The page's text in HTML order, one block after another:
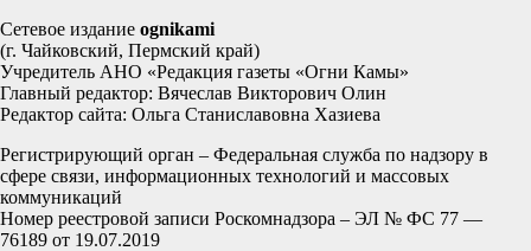
Сетевое издание ognikami
(г. Чайковский, Пермский край)
Учредитель АНО «Редакция газеты «Огни Камы»
Главный редактор: Вячеслав Викторович Олин
Редактор сайта: Ольга Станиславовна Хазиева
Регистрирующий орган – Федеральная служба по надзору в
сфере связи, информационных технологий и массовых
коммуникаций
Номер реестровой записи Роскомнадзора – ЭЛ № ФС 77 —
76189 от 19.07.2019